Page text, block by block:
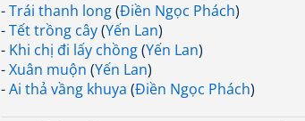
-Trái thanh long(Điền Ngọc Phách)
-Tết trồng cây(Yến Lan)
- Khi chị đi lấy chồng(Yến Lan)
-Xuân muộn (Yến Lan)
-Ai thả vầng khuya (Điền Ngọc Phách)